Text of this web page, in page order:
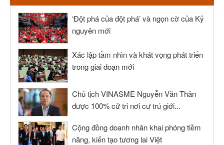
‘Đột phá của đột phá’ và ngọn cờ của Kỷ
nguyên mới
Xác lập tầm nhìn và khát vọng phát triển
trong giai đoạn mới
Chủ tịch VINASME Nguyễn Văn Thân
được 100% cử tri nơi cư trú giới...
Cộng đồng doanh nhân khai phóng tiềm
năng, kiến tạo tương lai Việt